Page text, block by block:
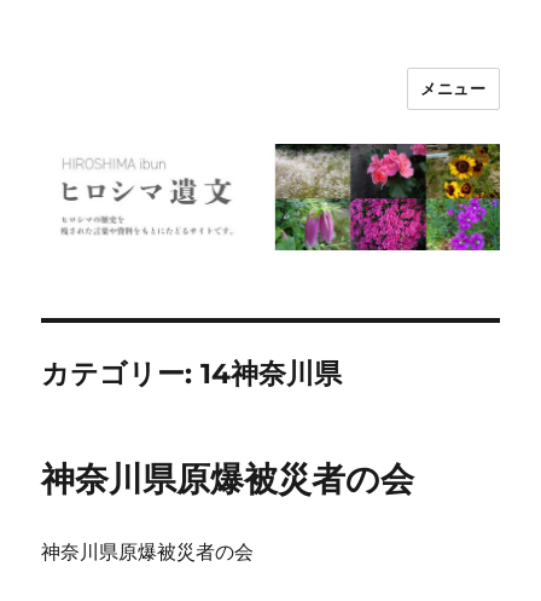
メニュー
カテゴリー:14神奈川県
神奈川県原爆被災者の会
神奈川県原爆被災者の会